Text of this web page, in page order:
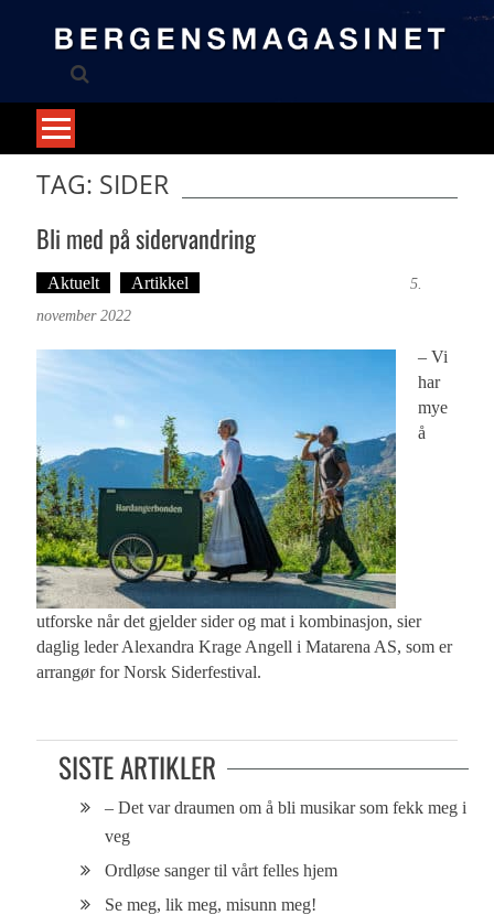
TAG: SIDER
Bli med på sidervandring
Aktuelt Artikkel
5.
november 2022
– Vi
har
mye
å
utforske når det gjelder sider og mat i kombinasjon, sier
daglig leder Alexandra Krage Angell i Matarena AS, som er
arrangør for Norsk Siderfestival.
SISTE ARTIKLER
– Det var draumen om å bli musikar som fekk meg i
veg
Ordløse sanger til vårt felles hjem
Se meg, lik meg, misunn meg!